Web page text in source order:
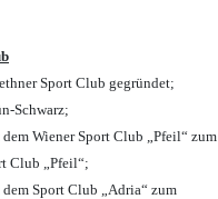
Sport Club gegründet;
Schwarz;
Wiener Sport Club „Pfeil“ zum
Club „Pfeil“;
Sport Club „Adria“ zum